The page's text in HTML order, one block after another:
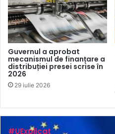
Guvernul a aprobat
mecanismul de finanțare a
distribuției presei scrise în
2026
29 iulie 2026
#UExplicat